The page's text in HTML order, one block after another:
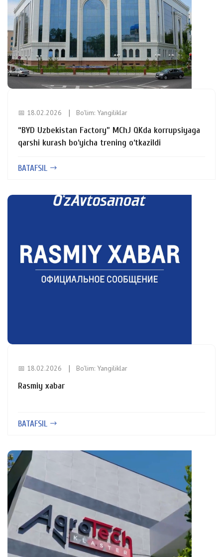
📅 18.02.2026 Bo'lim: Yangiliklar
“BYD Uzbekistan Factory” MChJ QKda korrupsiyaga
qarshi kurash bo‘yicha trening o‘tkazildi
BATAFSIL
📅 18.02.2026 Bo'lim: Yangiliklar
Rasmiy xabar
BATAFSIL